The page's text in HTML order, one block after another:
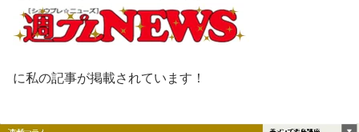
に私の記事が掲載されています！